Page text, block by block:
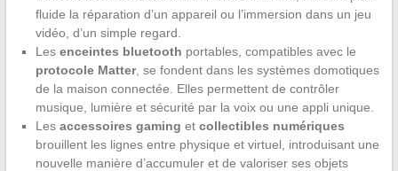
fluide la réparation d’un appareil ou l’immersion dans un jeu
vidéo, d’un simple regard.
Les enceintes bluetooth portables, compatibles avec le
protocole Matter, se fondent dans les systèmes domotiques
de la maison connectée. Elles permettent de contrôler
musique, lumière et sécurité par la voix ou une appli unique.
Les accessoires gaming et collectibles numériques
brouillent les lignes entre physique et virtuel, introduisant une
nouvelle manière d’accumuler et de valoriser ses objets